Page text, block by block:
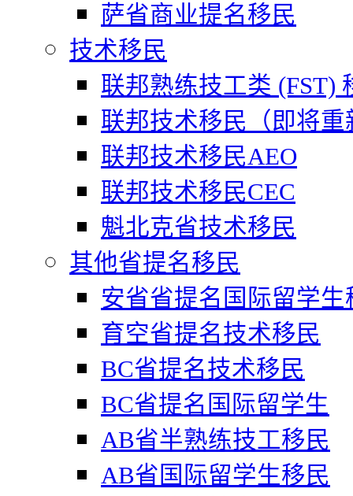
萨省商业提名移民
技术移民
联邦熟练技工类 (FST)
联邦技术移民（即将重
联邦技术移民AEO
联邦技术移民CEC
魁北克省技术移民
其他省提名移民
安省省提名国际留学
育空省提名技术移民
BC省提名技术移民
BC省提名国际留学生
AB省半熟练技工移民
AB省国际留学生移民